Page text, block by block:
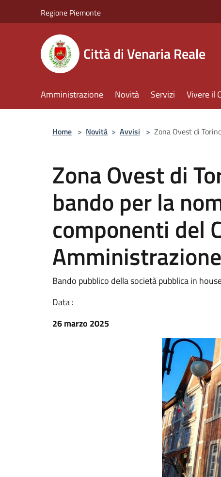
Regione Piemonte
Città di Venaria Reale
Amministrazione Novità Servizi Vivere il
Home > Novità > Avvisi > Zona Ovest di
Zona Ovest di
bando per la
componenti del
Amministrazione
Bando pubblico della società pubblica in
Data :
26 marzo 2025